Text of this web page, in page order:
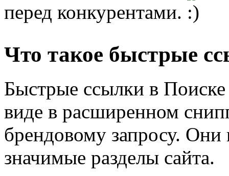
перед конкурентами.
Что такое быстрые
Быстрые ссылки в
виде в расширенном
брендовому запросу.
значимые разделы сайта.